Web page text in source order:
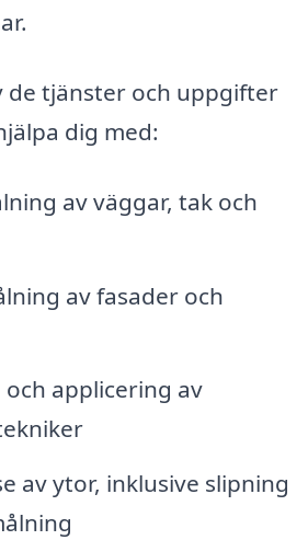
de tjänster och uppgifter
dig med:
av väggar, tak och
av fasader och
applicering av
av ytor, inklusive slipning